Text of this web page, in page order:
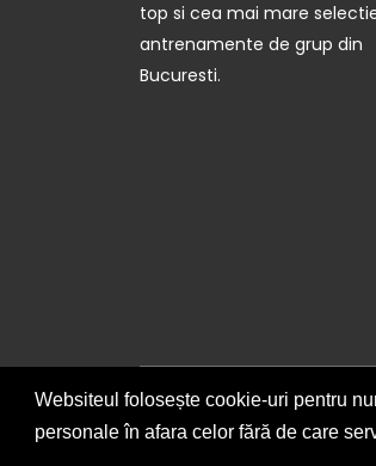
Websiteul folosește cookie-uri pentru
personale în afara celor fără de care
top si cea mai mare
antrenamente de grup din
Bucuresti.
Copyright © 2026 - LadyFIT